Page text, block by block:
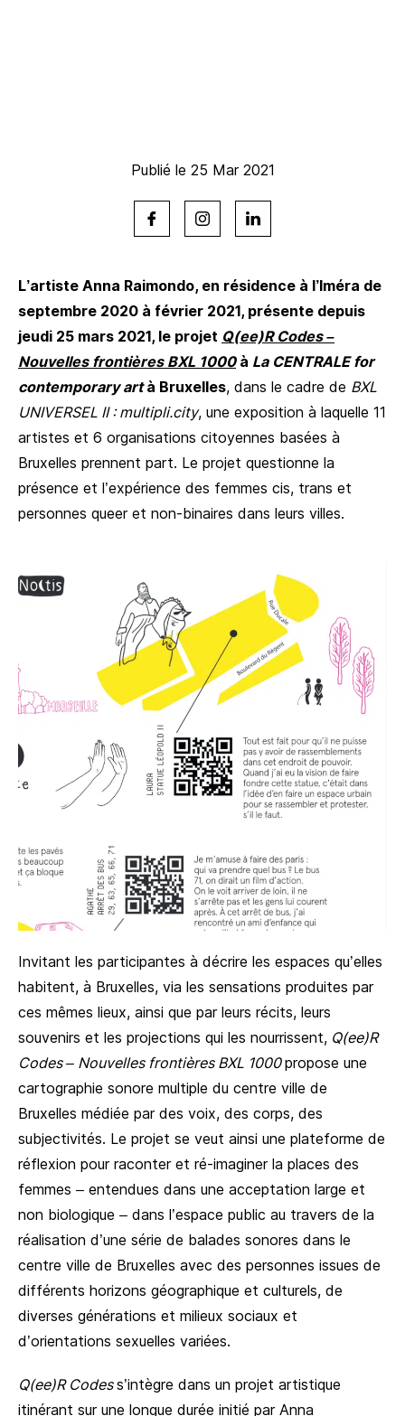
Publié le 25 Mar 2021
L’artiste Anna Raimondo, en résidence à l’Iméra de
septembre 2020 à février 2021, présente depuis
jeudi 25 mars 2021, le projet Q(ee)R Codes –
Nouvelles frontières BXL 1000 à La CENTRALE for
contemporary artà Bruxelles, dans le cadre de BXL
UNIVERSEL II : multipli.city, une exposition à laquelle 11
artistes et 6 organisations citoyennes basées à
Bruxelles prennent part. Le projet questionne la
présence et l’expérience des femmes cis, trans et
personnes queer et non-binaires dans leurs villes.
Invitant les participantes à décrire les espaces qu’elles
habitent, à Bruxelles, via les sensations produites par
ces mêmes lieux, ainsi que par leurs récits, leurs
souvenirs et les projections qui les nourrissent, Q(ee)R
Codes – Nouvelles frontières BXL 1000propose une
cartographie sonore multiple du centre ville de
Bruxelles médiée par des voix, des corps, des
subjectivités. Le projet se veut ainsi une plateforme de
réflexion pour raconter et ré-imaginer la places des
femmes – entendues dans une acceptation large et
non biologique – dans l’espace public au travers de la
réalisation d’une série de balades sonores dans le
centre ville de Bruxelles avec des personnes issues de
différents horizons géographique et culturels, de
diverses générations et milieux sociaux et
d’orientations sexuelles variées.
Q(ee)R Codess’intègre dans un projet artistique
itinérant sur une longue durée initié par Anna